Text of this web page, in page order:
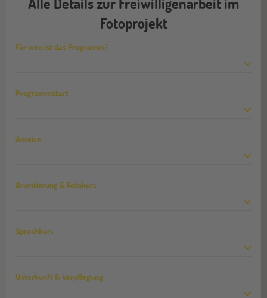
Fotoprojekt
Für wen ist das Programm?
Programmstart
Anreise
Orientierung & Fotokurs
Sprachkurs
Unterkunft & Verpflegung